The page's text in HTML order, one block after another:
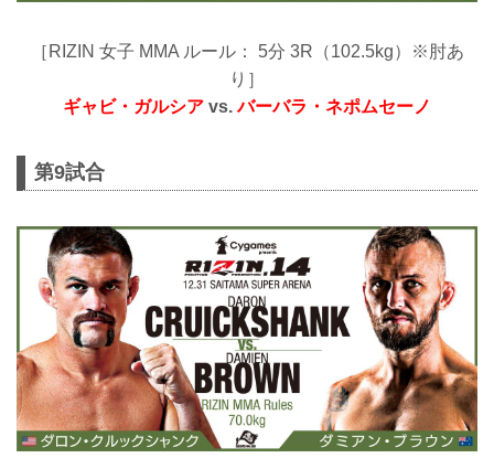
［RIZIN 女子 MMA ルール： 5分 3R（102.5kg）※肘あ
り］
ギャビ・ガルシア vs.バーバラ・ネポムセーノ
第9試合